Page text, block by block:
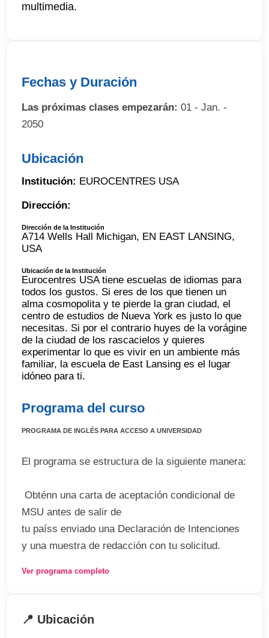
multimedia.
Fechas y Duración
Las próximas clases empezarán: 01 - Jan. -
2050
Ubicación
Institución: EUROCENTRES USA
Dirección:
Dirección de la Institución
A714 Wells Hall Michigan, EN EAST LANSING,
USA
Ubicación de la Institución
Eurocentres USA tiene escuelas de idiomas para
todos los gustos. Si eres de los que tienen un
alma cosmopolita y te pierde la gran ciudad, el
centro de estudios de Nueva York es justo lo que
necesitas. Si por el contrario huyes de la vorágine
de la ciudad de los rascacielos y quieres
experimentar lo que es vivir en un ambiente más
familiar, la escuela de East Lansing es el lugar
idóneo para ti.
Programa del curso
PROGRAMA DE INGLÉS PARA ACCESO A UNIVERSIDAD
El programa se estructura de la siguiente manera:
 Obténn una carta de aceptación condicional de
MSU antes de salir de
tu paíss enviado una Declaración de Intenciones
y una muestra de redacción con tu solicitud.
en el programa Eurocentres del English Language
nivel).
Ver programa completo
📍 Ubicación